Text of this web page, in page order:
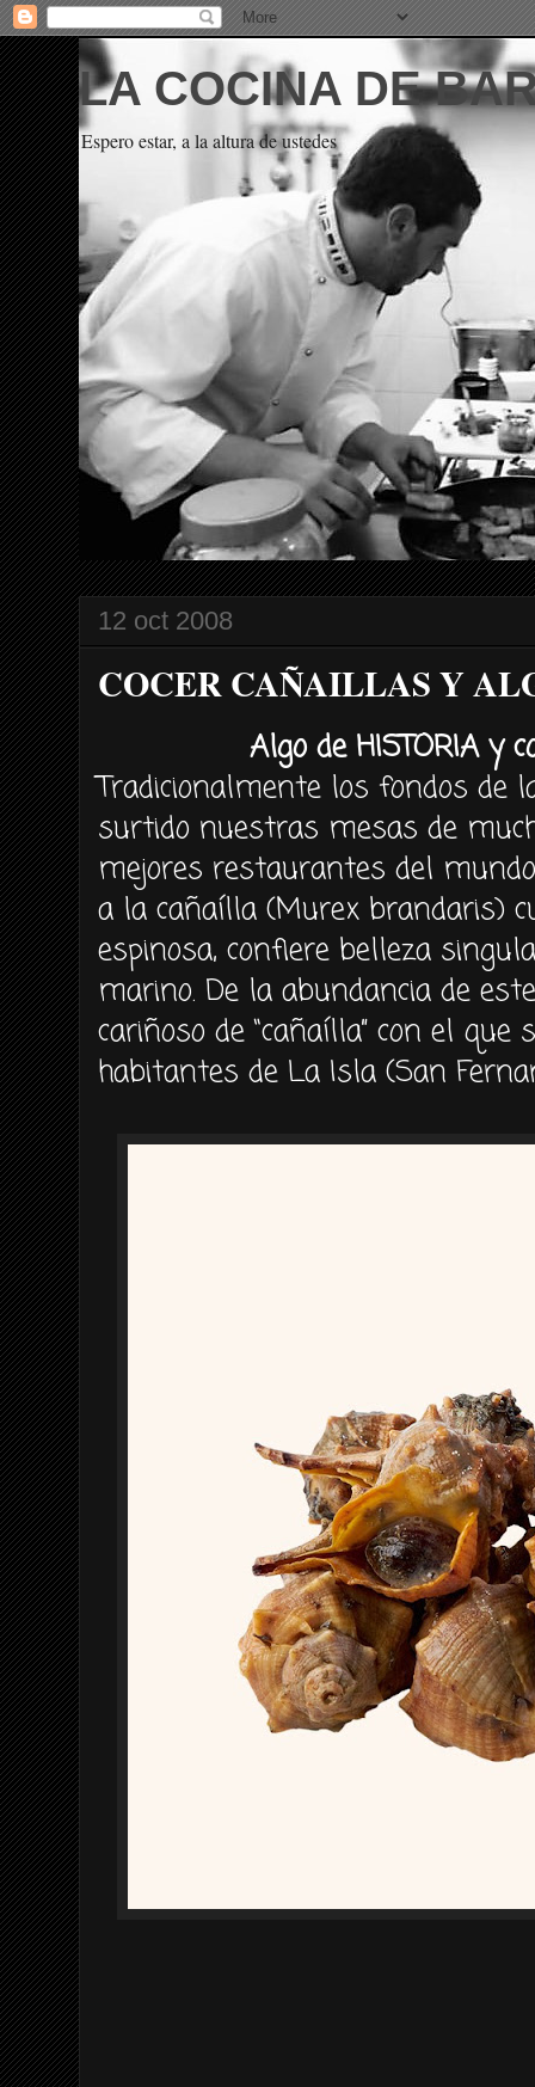
LA COCINA DE
Espero estar, a la altura de ustedes
12 oct 2008
COCER CAÑAILLAS Y
Algo de HISTORIA y
Tradicionalmente los fondos de
surtido nuestras mesas de
mejores restaurantes del
a la cañaílla (Murex brandaris)
espinosa, confiere belleza
marino. De la abundancia de
cariñoso de “cañaílla” con el que
habitantes de La Isla (San